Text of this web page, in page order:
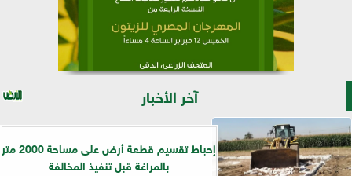
آخر الأخبار
إحباط تقسيم قطعة أرض على مساحة 2000 متر
بالمراغة قبل تنفيذ المخالفة